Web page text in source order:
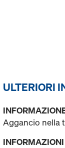
ULTERIORI
Aggancio nella